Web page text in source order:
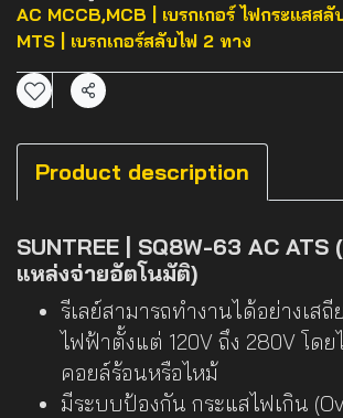
AC MCCB,MCB | เบรกเกอร์ ไฟกระแสสลั
MTS | เบรกเกอร์สลับไฟ 2 ทาง
แชร์
Product description
SUNTREE | SQ8W-63 AC
แหล่งจ่ายอัตโนมัติ)
รีเลย์สามารถทำงานได้อย่างเส
ไฟฟ้าตั้งแต่ 120V ถึง 280V โด
คอยล์ร้อนหรือไหม้
มีระบบป้องกัน กระแสไฟเกิน